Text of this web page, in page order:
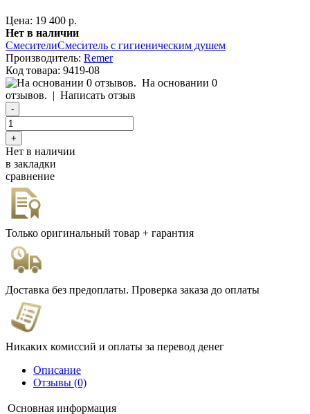
Цена: 19 400 р.
Нет в наличии
СмесителиСмеситель с гигиеническим душем
Производитель: Remer
Код товара: 9419-08
На основании 0
отзывов. | Написать отзыв
Нет в наличии
в закладки
сравнение
Только оригинальный товар + гарантия
Доставка без предоплаты. Проверка заказа до оплаты
Никаких комиссий и оплаты за перевод денег
Описание
Отзывы (0)
Основная информация